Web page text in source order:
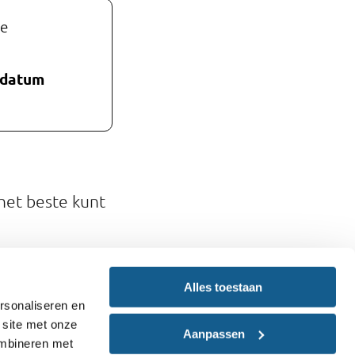
en
met onze
met
Alles toestaan
Aanpassen
beste kunt